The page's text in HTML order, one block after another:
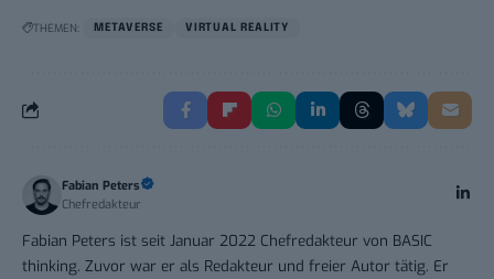
THEMEN: METAVERSE VIRTUAL REALITY
Fabian Peters
Chefredakteur
Fabian Peters ist seit Januar 2022 Chefredakteur von BASIC
thinking. Zuvor war er als Redakteur und freier Autor tätig. Er